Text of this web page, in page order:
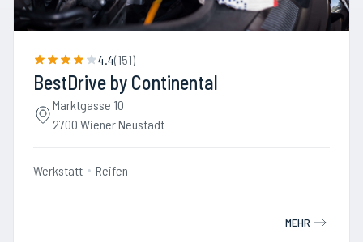
4.4(151)
BestDrive by Continental
Marktgasse 10
2700 Wiener Neustadt
Werkstatt Reifen
MEHR